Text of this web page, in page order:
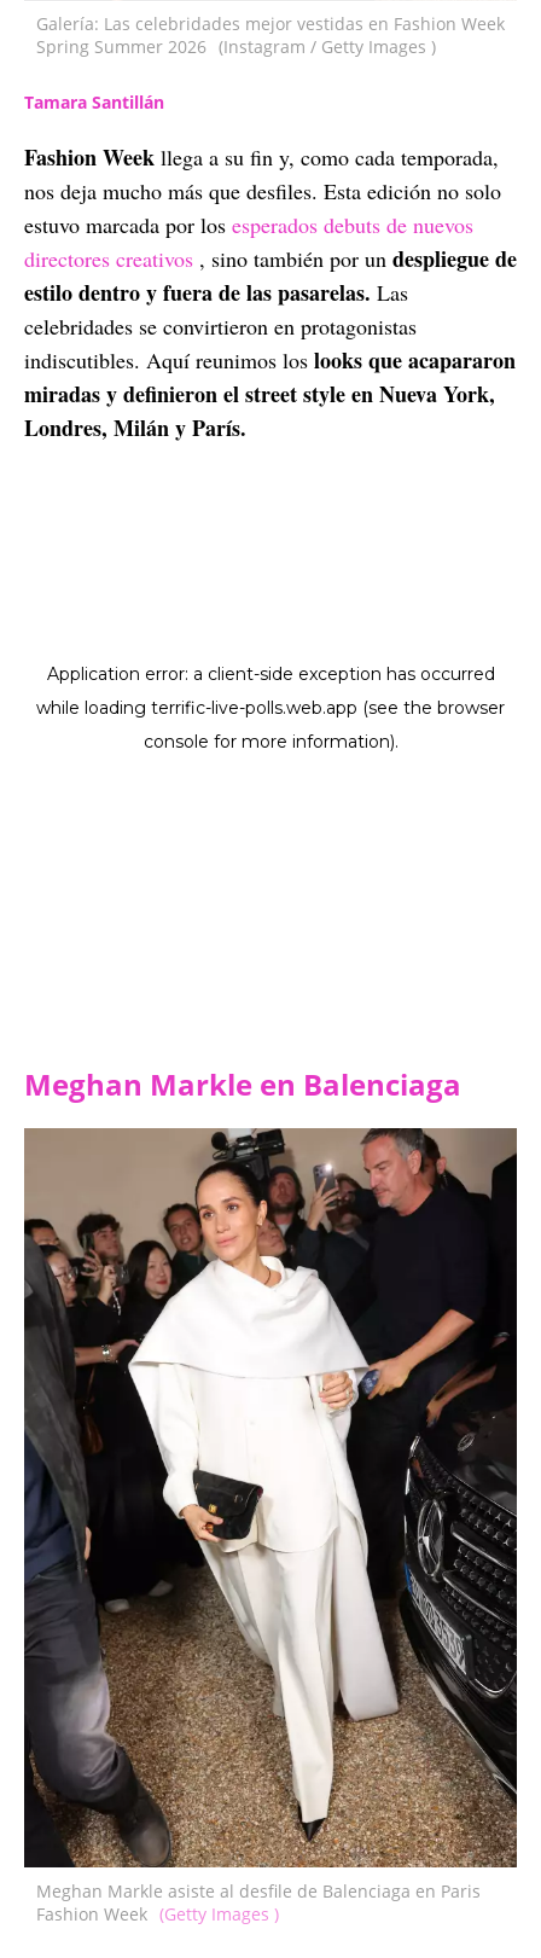
Galería: Las celebridades mejor vestidas en Fashion Week
Spring Summer 2026 (Instagram / Getty Images )
Tamara Santillán
Fashion Week llega a su fin y, como cada temporada,
nos deja mucho más que desfiles. Esta edición no solo
estuvo marcada por los esperados debuts de nuevos
directores creativos , sino también por un despliegue de
estilo dentro y fuera de las pasarelas. Las
celebridades se convirtieron en protagonistas
indiscutibles. Aquí reunimos los looks que acapararon
miradas y definieron el street style en Nueva York,
Londres, Milán y París.
Meghan Markle en Balenciaga
Meghan Markle asiste al desfile de Balenciaga en Paris
Fashion Week (Getty Images )